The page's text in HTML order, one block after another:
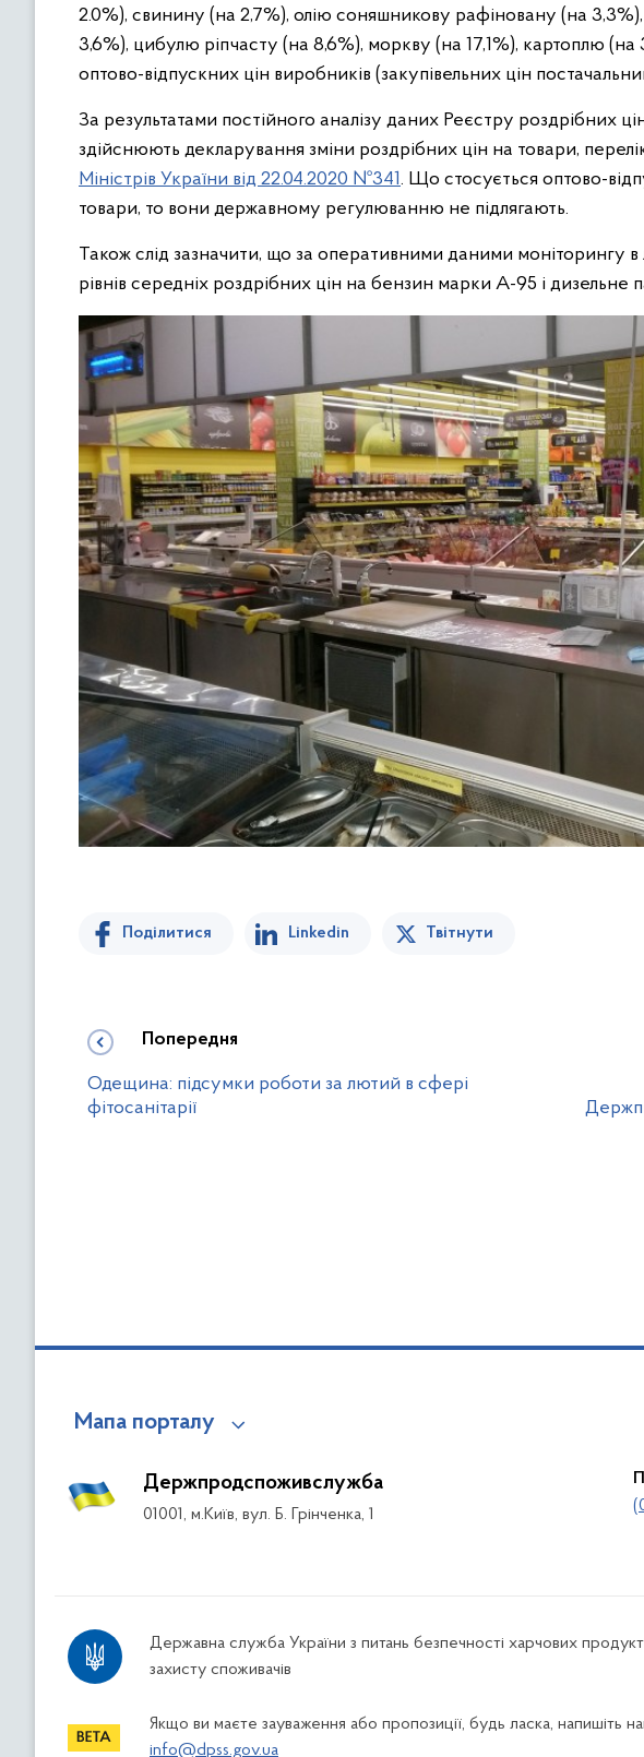
2.0%), свинину (на 2,7%), олію соняшникову рафіновану (на
3,6%), цибулю ріпчасту (на 8,6%), моркву (на 17,1%), картоплю (на
оптово-відпускних цін виробників (закупівельних цін
За результатами постійного аналізу даних Реєстру роздрібних
здійснюють декларування зміни роздрібних цін на товари,
Міністрів України від 22.04.2020 №341. Що стосується оптово-
товари, то вони державному регулюванню не підлягають.
Також слід зазначити, що за оперативними даними моніторингу
рівнів середніх роздрібних цін на бензин марки А-95 і дизельне
Поділитися Linkedin Твітнути
Попередня
Одещина: підсумки роботи за лютий в сфері
фітосанітарії
Мапа порталу
Держпродспоживслужба
01001, м.Київ, вул. Б. Грінченка, 1
Державна служба України з питань безпечності харчових
захисту споживачів
Якщо ви маєте зауваження або пропозиції, будь ласка, напишіть
info@dpss.gov.ua